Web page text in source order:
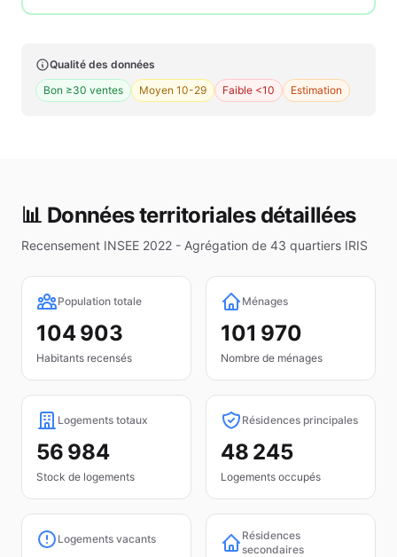
Qualité des données
Bon ≥30 ventes
Moyen 10-29 Faible <10 Estimation
📊 Données territoriales détaillées
Recensement INSEE 2022 - Agrégation de 43 quartiers IRIS
Population totale
104 903
Habitants recensés
Ménages
101 970
Nombre de ménages
Logements totaux
56 984
Stock de logements
Résidences principales
48 245
Logements occupés
Logements vacants
Résidences
secondaires